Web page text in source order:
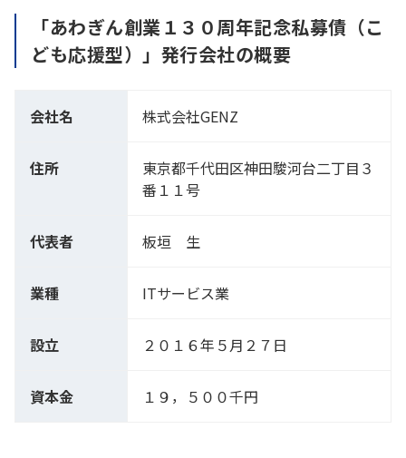
「あわぎん創業１３０周年記念私募債（こ
ども応援型）」発行会社の概要
会社名 株式会社GENZ
住所
東京都千代田区神田駿河台二丁目３
番１１号
代表者 板垣 生
業種 ITサービス業
設立 ２０１６年５月２７日
資本金 １９，５００千円